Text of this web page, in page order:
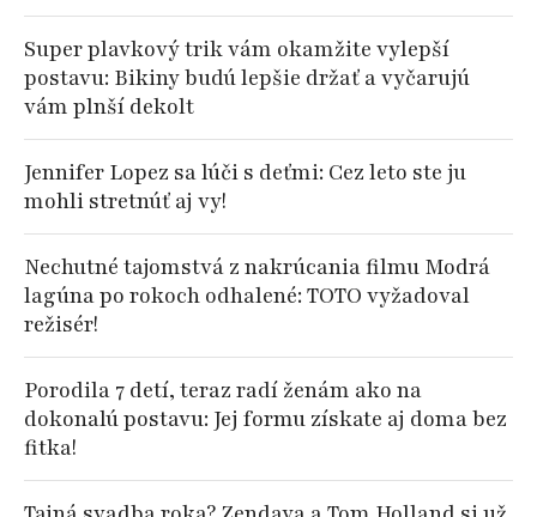
Super plavkový trik vám okamžite vylepší
postavu: Bikiny budú lepšie držať a vyčarujú
vám plnší dekolt
Jennifer Lopez sa lúči s deťmi: Cez leto ste ju
mohli stretnúť aj vy!
Nechutné tajomstvá z nakrúcania filmu Modrá
lagúna po rokoch odhalené: TOTO vyžadoval
režisér!
Porodila 7 detí, teraz radí ženám ako na
dokonalú postavu: Jej formu získate aj doma bez
fitka!